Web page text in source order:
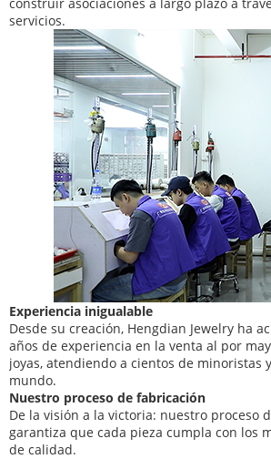
servicios.
Experiencia inigualable
Desde su creación, Hengdian Jewelry ha
años de experiencia en la venta al por
joyas, atendiendo a cientos de minoristas
mundo.
Nuestro proceso de fabricación
De la visión a la victoria: nuestro proceso
garantiza que cada pieza cumpla con los
de calidad.